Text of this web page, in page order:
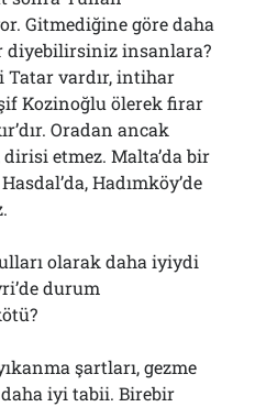
Gitmediğine göre daha
diyebilirsiniz insanlara?
Tatar vardır, intihar
Kozinoğlu ölerek firar
Oradan ancak
etmez. Malta’da bir
Hadımköy’de
olarak daha iyiydi
durum
şartları, gezme
iyi tabii. Birebir